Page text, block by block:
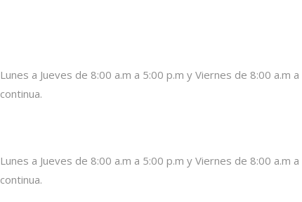
Lunes a Jueves de 8:00 a.m a 5:00 p.m y Viernes de 8:00 a.m a
continua.
Lunes a Jueves de 8:00 a.m a 5:00 p.m y Viernes de 8:00 a.m a
continua.